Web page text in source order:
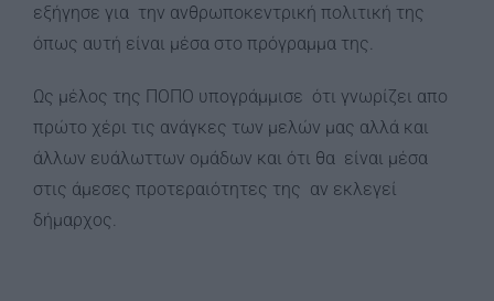
εξήγησε για την ανθρωποκεντρική πολιτική της
όπως αυτή είναι μέσα στο πρόγραμμα της.
Ως μέλος της ΠΟΠΟ υπογράμμισε ότι γνωρίζει απο
πρώτο χέρι τις ανάγκες των μελών μας αλλά και
άλλων ευάλωττων ομάδων και ότι θα είναι μέσα
στις άμεσες προτεραιότητες της αν εκλεγεί
δήμαρχος.